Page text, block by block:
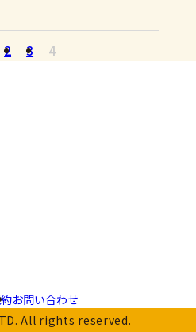
2 3 4
お問い合わせ
All rights reserved.